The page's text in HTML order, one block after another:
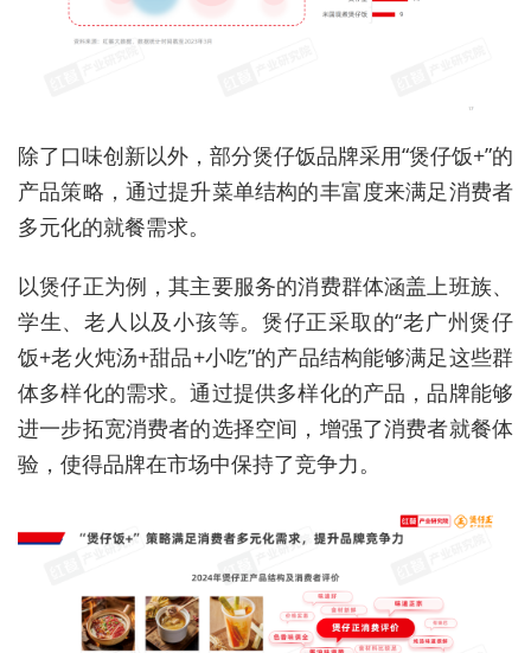
除了口味创新以外，部分煲仔饭品牌采用“煲仔饭+”的
产品策略，通过提升菜单结构的丰富度来满足消费者
多元化的就餐需求。
以煲仔正为例，其主要服务的消费群体涵盖上班族、
学生、老人以及小孩等。煲仔正采取的“老广州煲仔
饭+老火炖汤+甜品+小吃”的产品结构能够满足这些群
体多样化的需求。通过提供多样化的产品，品牌能够
进一步拓宽消费者的选择空间，增强了消费者就餐体
验，使得品牌在市场中保持了竞争力。